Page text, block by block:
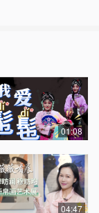
01:08
04:47